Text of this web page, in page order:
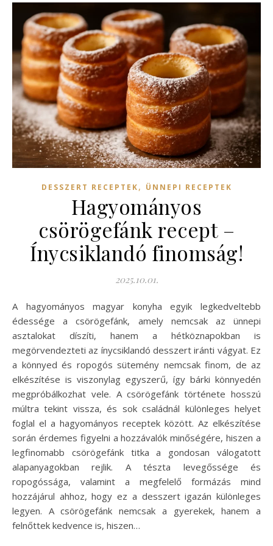
DESSZERT RECEPTEK, ÜNNEPI RECEPTEK
Hagyományos
csörögefánk recept –
Ínycsiklandó finomság!
2025.10.01.
A hagyományos magyar konyha egyik legkedveltebb
édessége a csörögefánk, amely nemcsak az ünnepi
asztalokat díszíti, hanem a hétköznapokban is
megörvendezteti az ínycsiklandó desszert iránti vágyat. Ez
a könnyed és ropogós sütemény nemcsak finom, de az
elkészítése is viszonylag egyszerű, így bárki könnyedén
megpróbálkozhat vele. A csörögefánk története hosszú
múltra tekint vissza, és sok családnál különleges helyet
foglal el a hagyományos receptek között. Az elkészítése
során érdemes figyelni a hozzávalók minőségére, hiszen a
legfinomabb csörögefánk titka a gondosan válogatott
alapanyagokban rejlik. A tészta levegőssége és
ropogóssága, valamint a megfelelő formázás mind
hozzájárul ahhoz, hogy ez a desszert igazán különleges
legyen. A csörögefánk nemcsak a gyerekek, hanem a
felnőttek kedvence is, hiszen…